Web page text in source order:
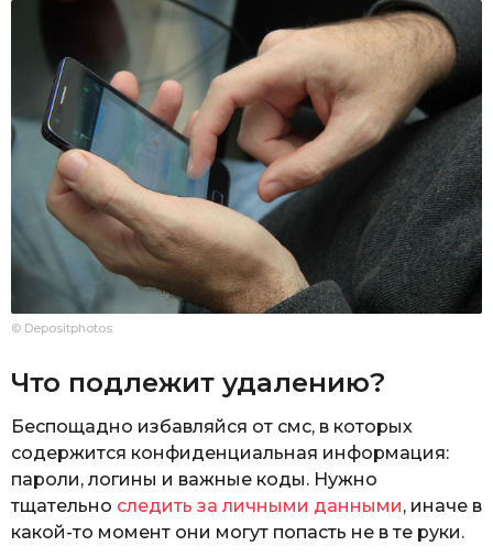
© Depositphotos
Что подлежит удалению?
Беспощадно избавляйся от смс, в которых
содержится конфиденциальная информация:
пароли, логины и важные коды. Нужно
тщательно следить за личными данными, иначе в
какой-то момент они могут попасть не в те руки.